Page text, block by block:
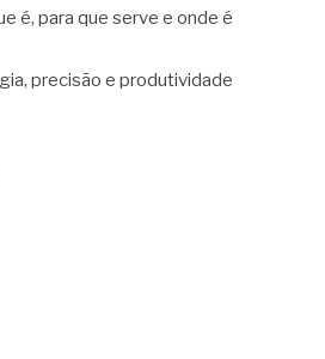
é, para que serve e onde é
precisão e produtividade